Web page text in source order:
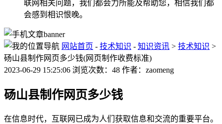
联网相关问题，我们都会力所能及帮助您，相信我们都
会感到相识恨晚。
网站首页 - 技术知识 - 知识资讯 > 技术知识 >
砀山县制作网页多少钱(网页制作收费标准)
2023-06-29 15:25:06 浏览次数：48 作者：zaomeng
砀山县制作网页多少钱
在信息时代，互联网已成为人们获取信息和交流的重要平台。